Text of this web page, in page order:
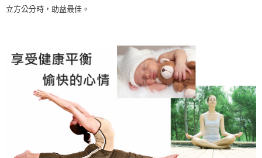
立方公分時，助益最佳。